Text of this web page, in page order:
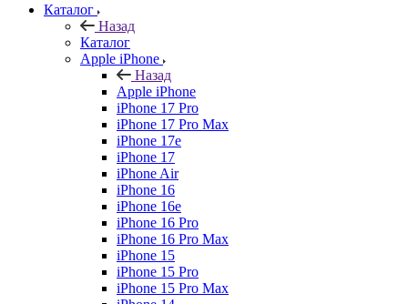
Каталог
Назад
Каталог
Apple iPhone
Назад
Apple iPhone
iPhone 17 Pro
iPhone 17 Pro Max
iPhone 17e
iPhone 17
iPhone Air
iPhone 16
iPhone 16e
iPhone 16 Pro
iPhone 16 Pro Max
iPhone 15
iPhone 15 Pro
iPhone 15 Pro Max